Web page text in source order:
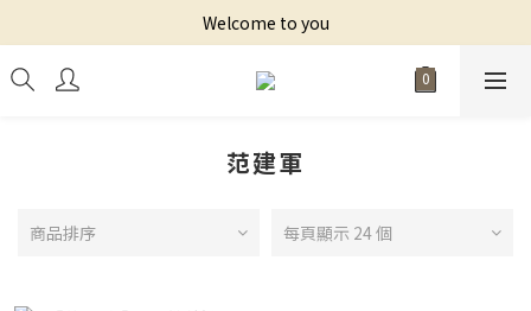
Welcome to you
范建軍
商品排序 每頁顯示 24 個